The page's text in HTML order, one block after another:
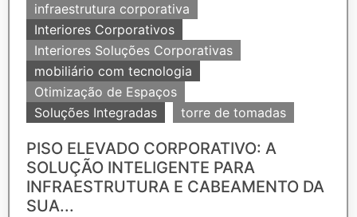
infraestrutura corporativa
Interiores Corporativos
Interiores Soluções Corporativas
mobiliário com tecnologia
Otimização de Espaços
Soluções Integradas
torre de tomadas
PISO ELEVADO CORPORATIVO: A
SOLUÇÃO INTELIGENTE PARA
INFRAESTRUTURA E CABEAMENTO DA
SUA...